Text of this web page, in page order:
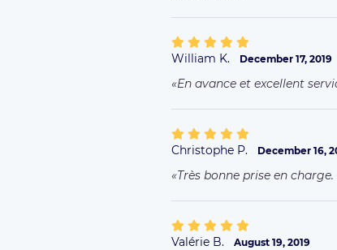
William K. December 17, 2019
En avance et excellent
Christophe P. December 16,
Très bonne prise en
Valérie B. August 19, 2019